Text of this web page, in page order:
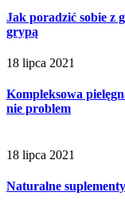
Jak poradzić sobie z
grypą
18 lipca 2021
Kompleksowa
nie problem
18 lipca 2021
Naturalne